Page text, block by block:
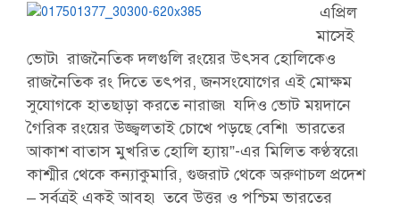
এপ্রিল
মাসেই
ভোট৷ রাজনৈতিক দলগুলি রংয়ের উৎসব হোলিকেও
রাজনৈতিক রং দিতে তৎপর, জনসংযোগের এই মোক্ষম
সুযোগকে হাতছাড়া করতে নারাজ৷ যদিও ভোট ময়দানে
গৈরিক রংয়ের উজ্জ্বলতাই চোখে পড়ছে বেশি৷ ভারতের
আকাশ বাতাস মুখরিত হোলি হ্যায়”-এর মিলিত কণ্ঠস্বরে৷
কাশ্মীর থেকে কন্যাকুমারি, গুজরাট থেকে অরুণাচল প্রদেশ
– সর্বত্রই একই আবহ৷ তবে উত্তর ও পশ্চিম ভারতের